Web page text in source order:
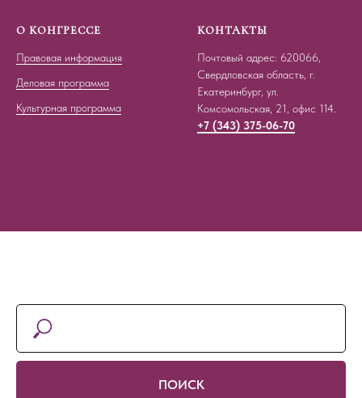
О КОНГРЕССЕ
Правовая информация
Деловая программа
Культурная программа
КОНТАКТЫ
Почтовый адрес: 620066,
Свердловская область, г.
Екатеринбург, ул.
Комсомольская, 21, офис 114.
+7 (343) 375-06-70
ПОИСК